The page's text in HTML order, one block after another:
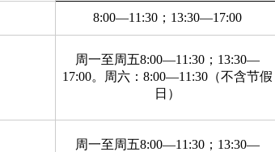
8:00—11:30；13:30—17:00
周一至周五8:00—11:30；13:30—
17:00。周六：8:00—11:30（不含节假
日）
周一至周五8:00—11:30；13:30—